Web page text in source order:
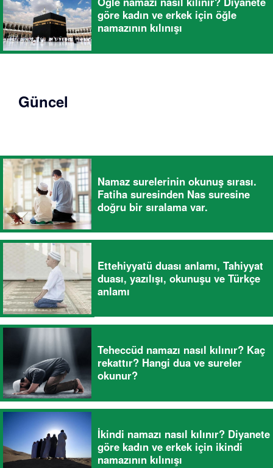
göre kadın ve erkek için öğle
namazının kılınışı
Güncel
Namaz surelerinin okunuş sırası.
Fatiha suresinden Nas suresine
doğru bir sıralama var.
Ettehiyyatü duası anlamı, Tahiyyat
duası, yazılışı, okunuşu ve Türkçe
anlamı
Teheccüd namazı nasıl kılınır? Kaç
rekattır? Hangi dua ve sureler
okunur?
İkindi namazı nasıl kılınır? Diyanete
göre kadın ve erkek için ikindi
namazının kılınışı